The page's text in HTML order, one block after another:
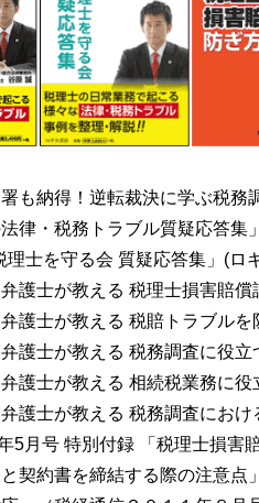
署も納得！逆転裁決に学ぶ税
法律・税務トラブル質疑応答集
理士を守る会 質疑応答集」(ロ
弁護士が教える 税理士損害賠
弁護士が教える 税賠トラブル
弁護士が教える 税務調査に役立
弁護士が教える 相続税業務に
弁護士が教える 税務調査にお
5月号 特別付録 「税理士損害
と契約書を締結する際の注意点